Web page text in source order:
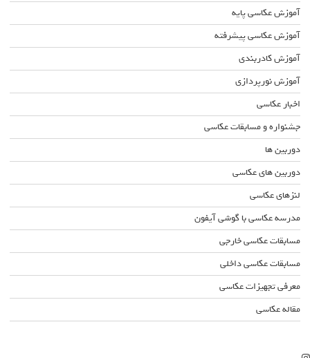
آموزش عکاسی پایه
آموزش عکاسی پیشرفته
آموزش کادربندی
آموزش نورپردازی
اخبار عکاسی
جشنواره و مسابقات عکاسی
دوربین ها
دوربین های عکاسی
لنزهای عکاسی
مدرسه عکاسی با گوشی آیفون
مسابقات عکاسی خارجی
مسابقات عکاسی داخلی
معرفی تجهیزات عکاسی
مقاله عکاسی